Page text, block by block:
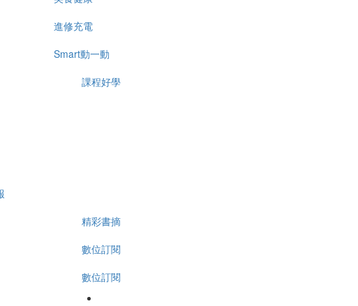
進修充電
Smart動一動
課程好學
精彩書摘
數位訂閱
數位訂閱